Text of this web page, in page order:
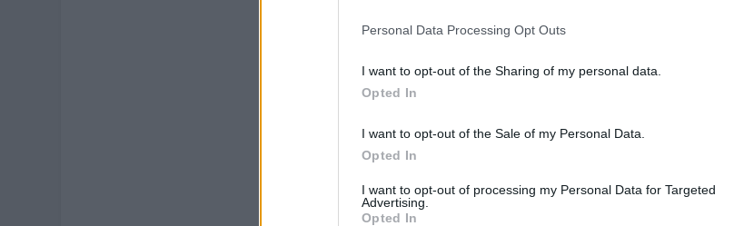
Personal Data Processing Opt Outs
I want to opt-out of the Sharing of my personal data.
Opted In
I want to opt-out of the Sale of my Personal Data.
Opted In
I want to opt-out of processing my Personal Data for Targeted
Advertising.
Opted In